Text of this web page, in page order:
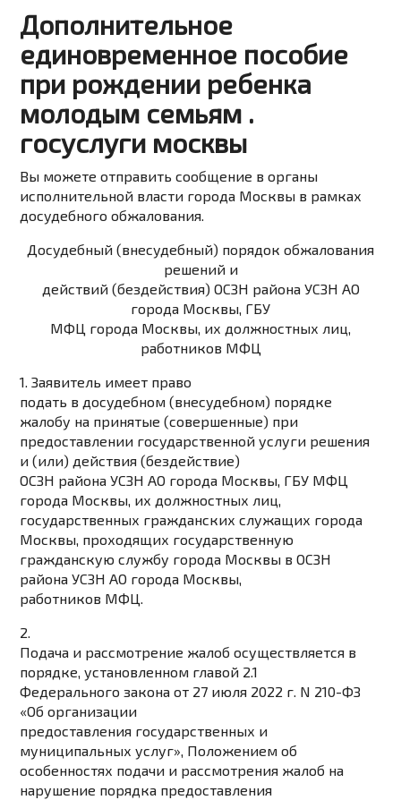
Дополнительное
единовременное пособие
при рождении ребенка
молодым семьям .
госуслуги москвы
Вы можетеотправить сообщение в органы
исполнительной власти города Москвы в рамках
досудебного обжалования.
Досудебный (внесудебный) порядок обжалования
решений и
действий (бездействия) ОСЗН района УСЗН АО
города Москвы, ГБУ
МФЦ города Москвы, их должностных лиц,
работников МФЦ
1. Заявитель имеет право
подать в досудебном (внесудебном) порядке
жалобу на принятые (совершенные) при
предоставлении государственной услуги решения
и (или) действия (бездействие)
ОСЗН района УСЗН АО города Москвы, ГБУ МФЦ
города Москвы, их должностных лиц,
государственных гражданских служащих города
Москвы, проходящих государственную
гражданскую службу города Москвы в ОСЗН
района УСЗН АО города Москвы,
работников МФЦ.
2.
Подача и рассмотрение жалоб осуществляется в
порядке, установленном главой 2.1
Федерального закона от 27 июля 2022 г. N 210-ФЗ
«Об организации
предоставления государственных и
муниципальных услуг», Положением об
особенностях подачи и рассмотрения жалоб на
нарушение порядка предоставления